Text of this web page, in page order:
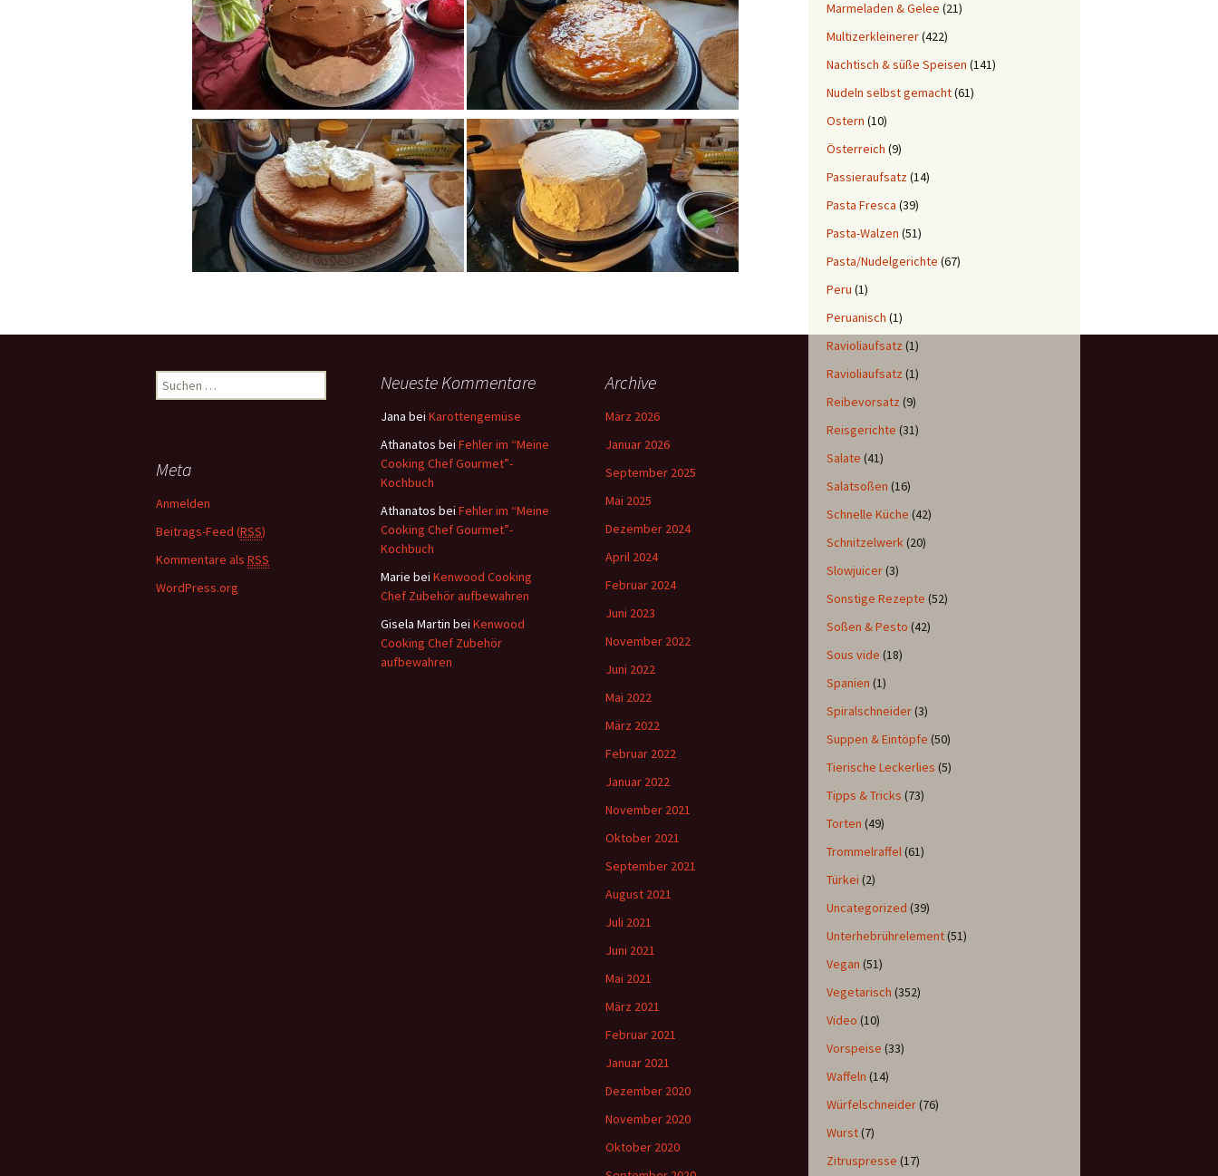
Marmeladen & Gelee (21)
Multizerkleinerer(422)
Nachtisch & süße Speisen (141)
Nudeln selbst gemacht(61)
Ostern (10)
Österreich (9)
Passieraufsatz(14)
Pasta Fresca (39)
Pasta-Walzen (51)
Pasta/Nudelgerichte (67)
Peru (1)
Peruanisch (1)
Ravioliaufsatz (1)
Ravioliaufsatz (1)
Reibevorsatz (9)
Reisgerichte (31)
Salate (41)
Salatsoßen (16)
Schnelle Küche (42)
Schnitzelwerk(20)
Slowjuicer(3)
Sonstige Rezepte (52)
Soßen & Pesto (42)
Sous vide (18)
Spanien (1)
Spiralschneider(3)
Suppen & Eintöpfe (50)
Tierische Leckerlies (5)
Tipps & Tricks (73)
Torten (49)
Trommelraffel(61)
Türkei (2)
Uncategorized (39)
Unterhebrührelement(51)
Vegan (51)
Vegetarisch (352)
Video (10)
Vorspeise (33)
Waffeln (14)
Würfelschneider(76)
Wurst(7)
Zitruspresse (17)
u
n
h
Neueste Kommentare
Jana bei Karottengemüse
Athanatos bei Fehler im “Meine
Cooking Chef Gourmet”-
Kochbuch
Athanatos bei Fehler im “Meine
Cooking Chef Gourmet”-
Kochbuch
Marie bei Kenwood Cooking
Chef Zubehör aufbewahren
Gisela Martin bei Kenwood
Cooking Chef Zubehör
aufbewahren
Archive
März 2026
Januar 2026
September 2025
Mai 2025
Dezember 2024
April 2024
Februar 2024
Juni 2023
November 2022
Juni 2022
Mai 2022
März 2022
Februar 2022
Januar 2022
November 2021
Oktober 2021
September 2021
August 2021
Juli 2021
Juni 2021
Mai 2021
März 2021
Februar 2021
Januar 2021
Dezember 2020
November 2020
Oktober 2020
Meta
Anmelden
Beitrags-Feed (RSS)
Kommentare als RSS
WordPress.org